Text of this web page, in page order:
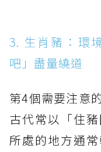
3. 生肖豬：環
吧」盡量繞道
第4個需要注意
古代常以「住
所處的地方通